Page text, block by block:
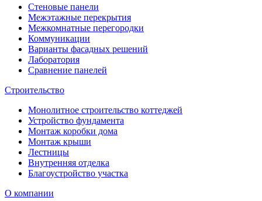
Стеновые панели
Межэтажные перекрытия
Межкомнатные перегородки
Коммуникации
Варианты фасадных решений
Лаборатория
Сравнение панелей
Строительство
Монолитное строительство коттеджей
Устройство фундамента
Монтаж коробки дома
Монтаж крыши
Лестницы
Внутренняя отделка
Благоустройство участка
О компании